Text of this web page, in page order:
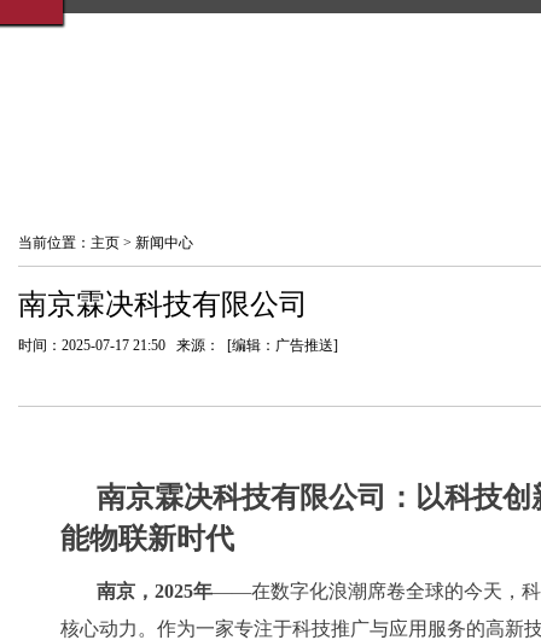
当前位置： 主页 > 新闻中心
南京霖决科技有限公司
时间：2025-07-17 21:50 来源： [编辑：广告推送]
南京霖决科技有限公司：以科技
能物联新时代
南京，2025年——在数字化浪潮席卷全球的今天，
核心动力。作为一家专注于科技推广与应用服务的高新